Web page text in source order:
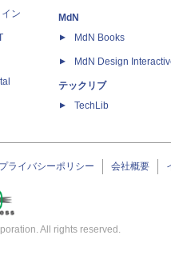
ン
MdN
MdN Books
MdN Design
テックリブ
TechLib
プライバシーポリシー 会社概要
All rights reserved.